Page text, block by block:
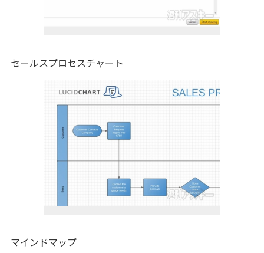
セールスプロセスチャート
マインドマップ